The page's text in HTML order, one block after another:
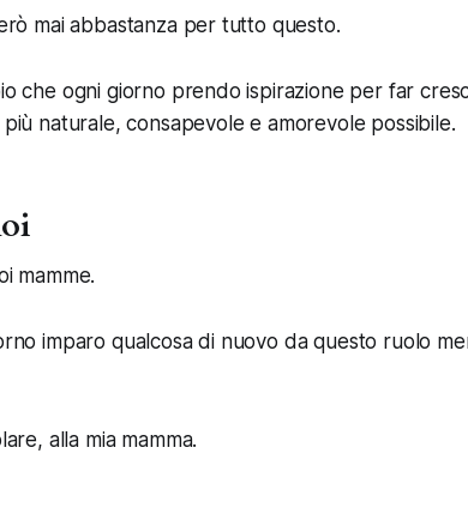
mai abbastanza per tutto questo.
che ogni giorno prendo ispirazione per far
naturale, consapevole e amorevole possibile.
mamme.
imparo qualcosa di nuovo da questo ruolo
alla mia mamma.